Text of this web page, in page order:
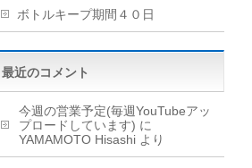
ボトルキープ期間４０日
最近のコメント
今週の営業予定(毎週YouTubeアッ
プロードしています) に
YAMAMOTO Hisashi より